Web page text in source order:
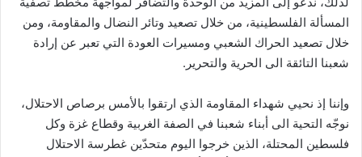
المسألة الفلسطينية، من خلال تصعيد وتائر النضال والمقاومة، ومن
خلال تصعيد الحراك الشعبي ومسيرات العودة التي تعبر عن إرادة
شعبنا التائقة الى الحرية والتحرير.
وإننا إذ نحيي شهداء المقاومة الذي ارتقوا بالأمس برصاص الاحتلال،
نوجّه التحية الى أبناء شعبنا في الصفة الغربية وقطاع غزة وكل
فلسطين المحتلة، الذين خرجوا اليوم متحدّين غطرسة الاحتلال